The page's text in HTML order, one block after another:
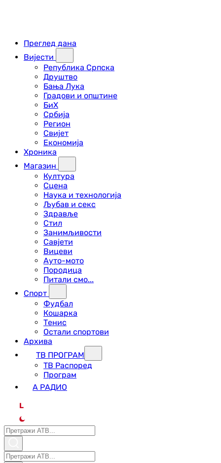
Преглед дана
Вијести
Република Српска
Друштво
Бања Лука
Градови и општине
БиХ
Србија
Регион
Свијет
Економија
Хроника
Магазин
Култура
Сцена
Наука и технологија
Љубав и секс
Здравље
Стил
Занимљивости
Савјети
Вицеви
Ауто-мото
Породица
Питали смо...
Спорт
Фудбал
Кошарка
Тенис
Остали спортови
Архива
ТВ ПРОГРАМ
ТВ Распоред
Програм
А РАДИО
L